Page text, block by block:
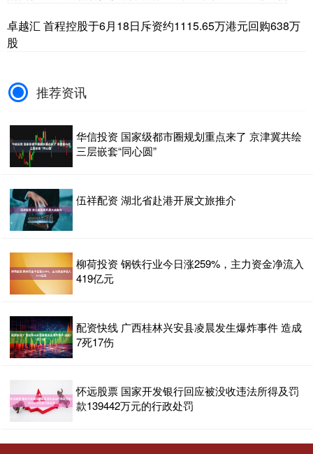
卓越汇 首程控股于6月18日斥资约1115.65万港元回购638万
股
推荐资讯
华信投资 国家级都市圈规划重点来了 京津冀共绘
三层嵌套“同心圆”
伍祥配资 湖北省赴港开展文旅推介
柳荷投资 钢铁行业今日涨259%，主力资金净流入
419亿元
配资快线 广西桂林兴安县凌晨发生爆炸事件 造成
7死17伤
怀远股票 国家开发银行回应被没收违法所得及罚
款139442万元的行政处罚